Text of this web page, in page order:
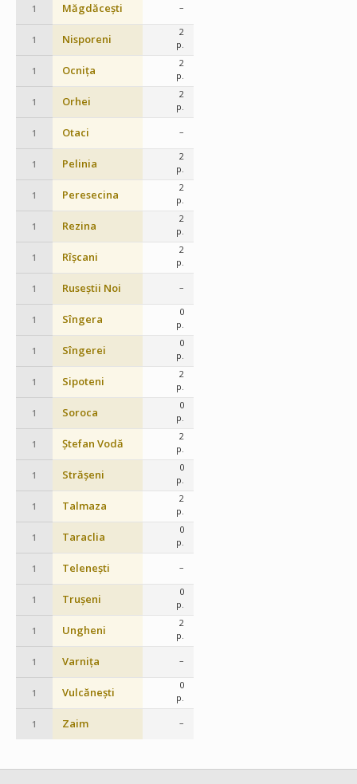
1 Măgdăcești –
1 Nisporeni
2
p.
1 Ocnița
2
p.
1 Orhei
2
p.
1 Otaci –
1 Pelinia
2
p.
1 Peresecina
2
p.
1 Rezina
2
p.
1 Rîșcani
2
p.
1 Ruseștii Noi –
1 Sîngera
0
p.
1 Sîngerei
0
p.
1 Sipoteni
2
p.
1 Soroca
0
p.
1 Ștefan Vodă
2
p.
1 Strășeni
0
p.
1 Talmaza
2
p.
1 Taraclia
0
p.
1 Telenești –
1 Trușeni
0
p.
1 Ungheni
2
p.
1 Varnița –
1 Vulcănești
0
p.
1 Zaim –